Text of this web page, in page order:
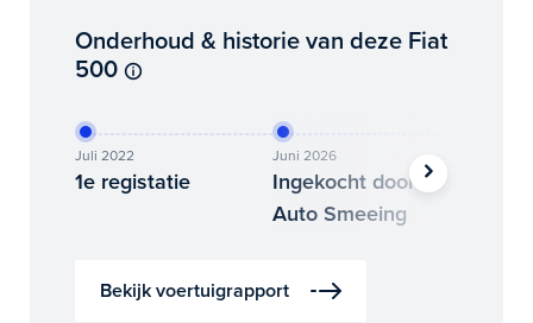
Onderhoud & historie van deze Fiat
500
Juli 2022
1e registatie
Juni 2026
Ingekocht door
Auto Smeeing
Bekijk voertuigrapport